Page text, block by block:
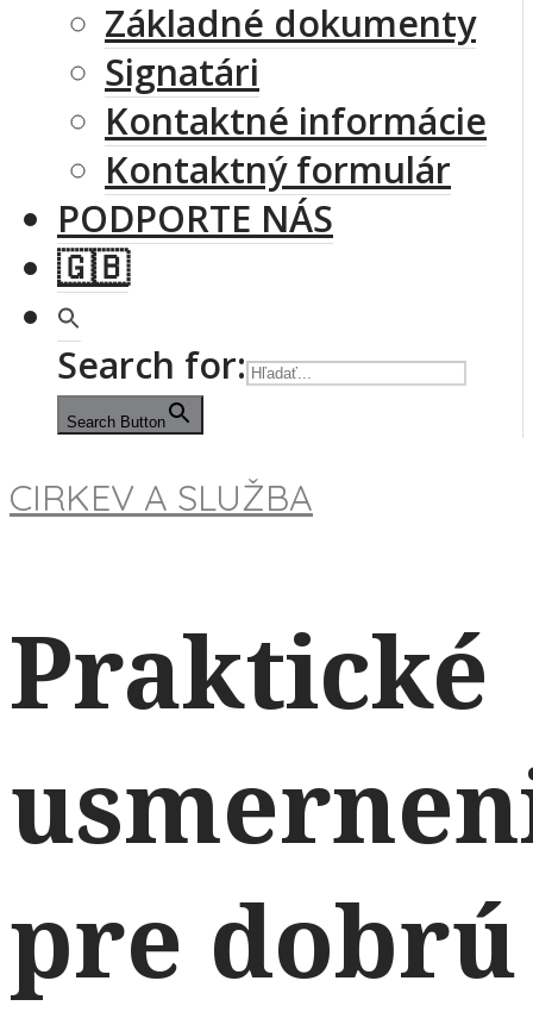
Základné dokumenty
Signatári
Kontaktné informácie
Kontaktný formulár
PODPORTE NÁS
🇬🇧
Search for:
Search Button
CIRKEV A SLUŽBA
Praktické
pre dobrú